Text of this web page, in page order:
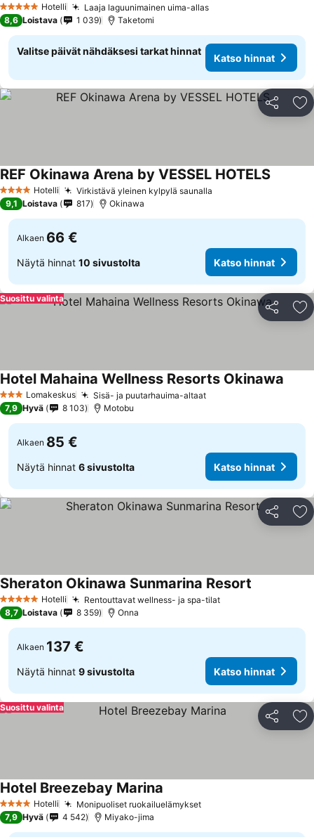
5 Tähtiluokitus
Hotelli Laaja laguunimainen uima-allasKatso hinnat
8,6 Loistava 1 039 Taketomi
Valitse päivät nähdäksesi tarkat hinnat
Katso hinnat
Jaa
4 Tähtiluokitus
Hotelli Virkistävä yleinen kylpylä saunalla
REF Okinawa Arena by VESSEL HOTELS
9,1 Loistava 817 Okinawa
Alkaen 66 €
Näytä hinnat 10 sivustolta Katso hinnat
Jaa
Suosittu valinta
3 Tähtiluokitus
Lomakeskus Sisä- ja puutarhauima-altaatKatso hinnat
Hotel Mahaina Wellness Resorts Okinawa
7,9 Hyvä 8 103 Motobu
Alkaen 85 €
Näytä hinnat 6 sivustolta Katso hinnat
Jaa
5 Tähtiluokitus
Hotelli Rentouttavat wellness- ja spa-tilatKatso hinnat
Sheraton Okinawa Sunmarina Resort
8,7 Loistava 8 359 Onna
Alkaen 137 €
Näytä hinnat 9 sivustolta Katso hinnat
Jaa
Suosittu valinta
4 Tähtiluokitus
Hotelli Monipuoliset ruokailuelämyksetKatso hinnat
Hotel Breezebay Marina
7,9 Hyvä 4 542 Miyako-jima